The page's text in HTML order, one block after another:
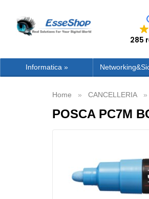
285
Informatica»
Home CANCELLERIA
POSCA PC7M